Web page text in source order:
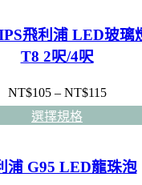
飛利浦 LED玻璃
T8 2呎/4呎
NT$105– NT$115
選擇規格
浦 G95 LED龍珠泡